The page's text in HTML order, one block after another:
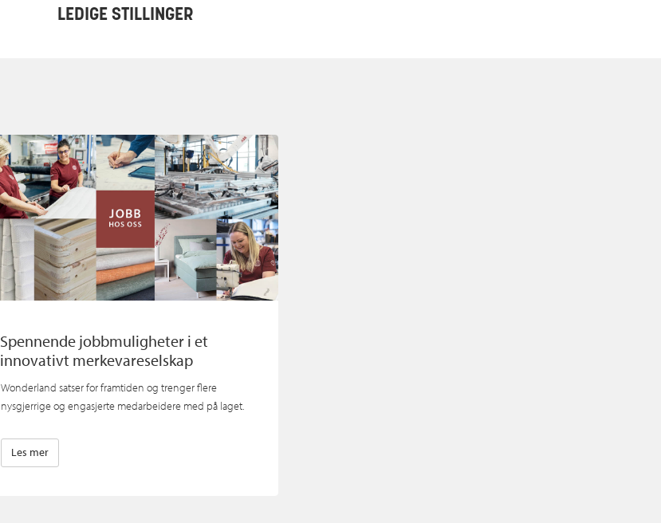
LEDIGE STILLINGER
Spennende jobbmuligheter i et
innovativt merkevareselskap
Wonderland satser for framtiden og trenger flere
nysgjerrige og engasjerte medarbeidere med på laget.
Les mer